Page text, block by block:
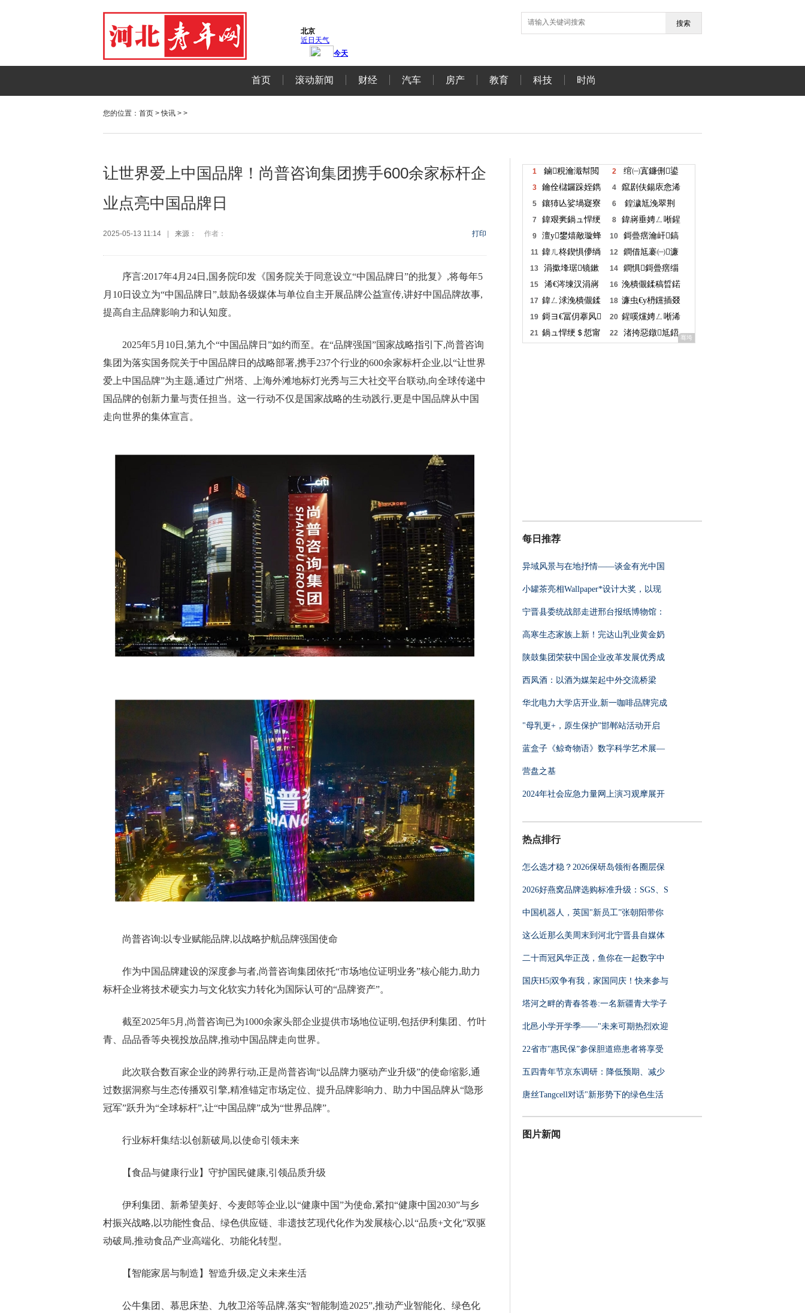
搜索
首页 滚动新闻 财经 汽车 房产 教育 科技 时尚
您的位置： 首页 >快讯 > >
让世界爱上中国品牌！尚普咨询集团携手600余家标杆企
业点亮中国品牌日
2025-05-13 11:14 来源： 作者： 打印
序言:2017年4月24日,国务院印发《国务院关于同意设立“中国品牌日”的批复》,将每年5
月10日设立为“中国品牌日”,鼓励各级媒体与单位自主开展品牌公益宣传,讲好中国品牌故事,
提高自主品牌影响力和认知度。
2025年5月10日,第九个“中国品牌日”如约而至。在“品牌强国”国家战略指引下,尚普咨询
集团为落实国务院关于中国品牌日的战略部署,携手237个行业的600余家标杆企业,以“让世界
爱上中国品牌”为主题,通过广州塔、上海外滩地标灯光秀与三大社交平台联动,向全球传递中
国品牌的创新力量与责任担当。这一行动不仅是国家战略的生动践行,更是中国品牌从中国
走向世界的集体宣言。
尚普咨询:以专业赋能品牌,以战略护航品牌强国使命
作为中国品牌建设的深度参与者,尚普咨询集团依托“市场地位证明业务”核心能力,助力
标杆企业将技术硬实力与文化软实力转化为国际认可的“品牌资产”。
截至2025年5月,尚普咨询已为1000余家头部企业提供市场地位证明,包括伊利集团、竹叶
青、品品香等央视投放品牌,推动中国品牌走向世界。
此次联合数百家企业的跨界行动,正是尚普咨询“以品牌力驱动产业升级”的使命缩影,通
过数据洞察与生态传播双引擎,精准锚定市场定位、提升品牌影响力、助力中国品牌从“隐形
冠军”跃升为“全球标杆”,让“中国品牌”成为“世界品牌”。
行业标杆集结:以创新破局,以使命引领未来
【食品与健康行业】守护国民健康,引领品质升级
伊利集团、新希望美好、今麦郎等企业,以“健康中国”为使命,紧扣“健康中国2030”与乡
村振兴战略,以功能性食品、绿色供应链、非遗技艺现代化作为发展核心,以“品质+文化”双驱
动破局,推动食品产业高端化、功能化转型。
【智能家居与制造】智造升级,定义未来生活
公牛集团、慕思床垫、九牧卫浴等品牌,落实“智能制造2025”,推动产业智能化、绿色化
每日推荐
异域风景与在地抒情——谈金有光中国
小罐茶亮相Wallpaper*设计大奖，以现
宁晋县委统战部走进邢台报纸博物馆：
高寒生态家族上新！完达山乳业黄金奶
陕鼓集团荣获中国企业改革发展优秀成
西凤酒：以酒为媒架起中外交流桥梁
华北电力大学店开业,新一咖啡品牌完成
"母乳更+，原生保护”邯郸站活动开启
蓝盒子《鲸奇物语》数字科学艺术展—
营盘之基
2024年社会应急力量网上演习观摩展开
热点排行
怎么选才稳？2026保研岛领衔各圈层保
2026好燕窝品牌选购标准升级：SGS、S
中国机器人，英国"新员工”张朝阳带你
这么近那么美周末到河北宁晋县自媒体
二十而冠风华正茂，鱼你在一起数字中
国庆H5|双争有我，家国同庆！快来参与
塔河之畔的青春答卷:一名新疆青大学子
北邑小学开学季——"未来可期热烈欢迎
22省市"惠民保”参保胆道癌患者将享受
五四青年节京东调研：降低预期、减少
唐丝Tangcell对话"新形势下的绿色生活
图片新闻